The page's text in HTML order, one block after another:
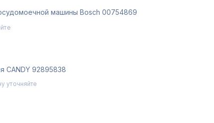
машины Bosch 00754869
CANDY 92895838
уточняйте